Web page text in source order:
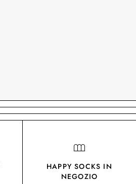
HAPPY SOCKS IN
NEGOZIO